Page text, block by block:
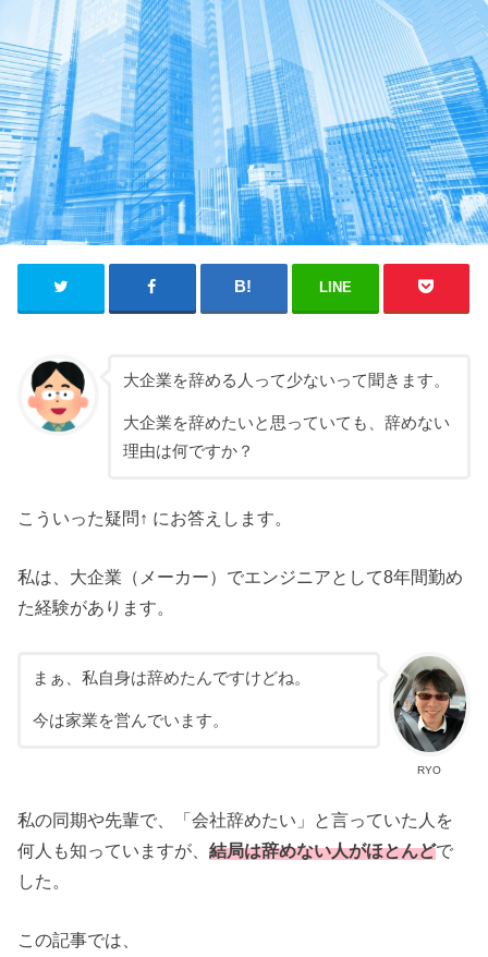
LINE
大企業を辞める人って少ないって聞きます。
大企業を辞めたいと思っていても、辞めない
理由は何ですか？
こういった疑問↑ にお答えします。
私は、大企業（メーカー）でエンジニアとして8年間勤め
た経験があります。
RYO
まぁ、私自身は辞めたんですけどね。
今は家業を営んでいます。
私の同期や先輩で、「会社辞めたい」と言っていた人を
何人も知っていますが、結局は辞めない人がほとんどで
した。
この記事では、